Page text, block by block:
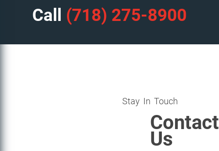
Call (718) 275-8900
Stay In Touch
Contact
Us